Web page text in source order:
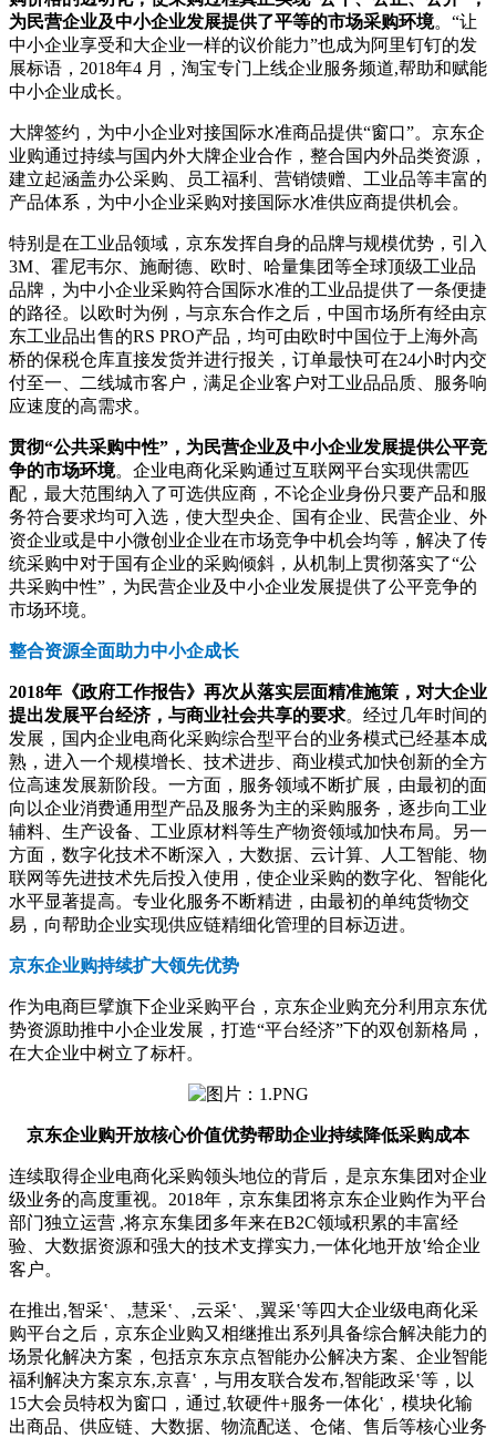
为民营企业及中小企业发展提供了平等的市场采购环境。“让
中小企业享受和大企业一样的议价能力”也成为阿里钉钉的发
展标语，2018年4 月，淘宝专门上线企业服务频道,帮助和赋能
中小企业成长。
大牌签约，为中小企业对接国际水准商品提供“窗口”。京东企
业购通过持续与国内外大牌企业合作，整合国内外品类资源，
建立起涵盖办公采购、员工福利、营销馈赠、工业品等丰富的
产品体系，为中小企业采购对接国际水准供应商提供机会。
特别是在工业品领域，京东发挥自身的品牌与规模优势，引入
3M、霍尼韦尔、施耐德、欧时、哈量集团等全球顶级工业品
品牌，为中小企业采购符合国际水准的工业品提供了一条便捷
的路径。以欧时为例，与京东合作之后，中国市场所有经由京
东工业品出售的RS PRO产品，均可由欧时中国位于上海外高
桥的保税仓库直接发货并进行报关，订单最快可在24小时内交
付至一、二线城市客户，满足企业客户对工业品品质、服务响
应速度的高需求。
贯彻“公共采购中性”，为民营企业及中小企业发展提供公平竞
争的市场环境。企业电商化采购通过互联网平台实现供需匹
配，最大范围纳入了可选供应商，不论企业身份只要产品和服
务符合要求均可入选，使大型央企、国有企业、民营企业、外
资企业或是中小微创业企业在市场竞争中机会均等，解决了传
统采购中对于国有企业的采购倾斜，从机制上贯彻落实了“公
共采购中性”，为民营企业及中小企业发展提供了公平竞争的
市场环境。
整合资源全面助力中小企成长
2018年《政府工作报告》再次从落实层面精准施策，对大企业
提出发展平台经济，与商业社会共享的要求。经过几年时间的
发展，国内企业电商化采购综合型平台的业务模式已经基本成
熟，进入一个规模增长、技术进步、商业模式加快创新的全方
位高速发展新阶段。一方面，服务领域不断扩展，由最初的面
向以企业消费通用型产品及服务为主的采购服务，逐步向工业
辅料、生产设备、工业原材料等生产物资领域加快布局。另一
方面，数字化技术不断深入，大数据、云计算、人工智能、物
联网等先进技术先后投入使用，使企业采购的数字化、智能化
水平显著提高。专业化服务不断精进，由最初的单纯货物交
易，向帮助企业实现供应链精细化管理的目标迈进。
京东企业购持续扩大领先优势
作为电商巨擘旗下企业采购平台，京东企业购充分利用京东优
势资源助推中小企业发展，打造“平台经济”下的双创新格局，
在大企业中树立了标杆。
京东企业购开放核心价值优势帮助企业持续降低采购成本
连续取得企业电商化采购领头地位的背后，是京东集团对企业
级业务的高度重视。2018年，京东集团将京东企业购作为平台
部门独立运营 ,将京东集团多年来在B2C领域积累的丰富经
验、大数据资源和强大的技术支撑实力‚一体化地开放‛给企业
客户。
在推出‚智采‛、‚慧采‛、‚云采‛、‚翼采‛等四大企业级电商化采
购平台之后，京东企业购又相继推出系列具备综合解决能力的
场景化解决方案，包括京东京点智能办公解决方案、企业智能
福利解决方案京东‚京喜‛，与用友联合发布‚智能政采‛等，以
15大会员特权为窗口，通过‚软硬件+服务一体化‛，模块化输
出商品、供应链、大数据、物流配送、仓储、售后等核心业务